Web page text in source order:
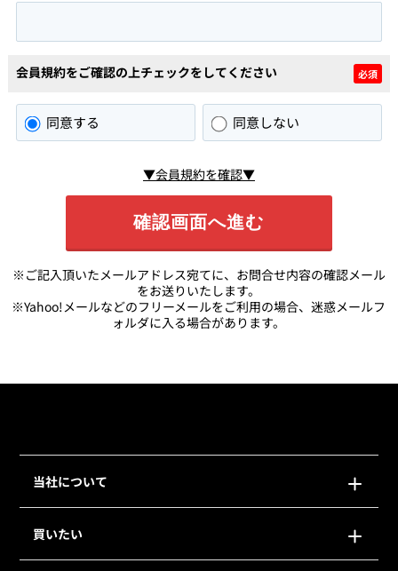
会員規約をご確認の上チェックをしてください 必須
同意する 同意しない
▼会員規約を確認▼
※ご記入頂いたメールアドレス宛てに、お問合せ内容の確認メール
をお送りいたします。
※Yahoo!メールなどのフリーメールをご利用の場合、迷惑メールフ
ォルダに入る場合があります。
当社について
買いたい